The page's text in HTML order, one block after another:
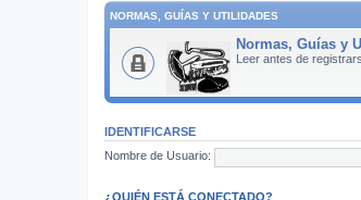
NORMAS, GUÍAS Y UTILIDADES
Normas, Guías y
Leer antes de
IDENTIFICARSE
Nombre de Usuario:
¿QUIÉN ESTÁ CONECTADO?